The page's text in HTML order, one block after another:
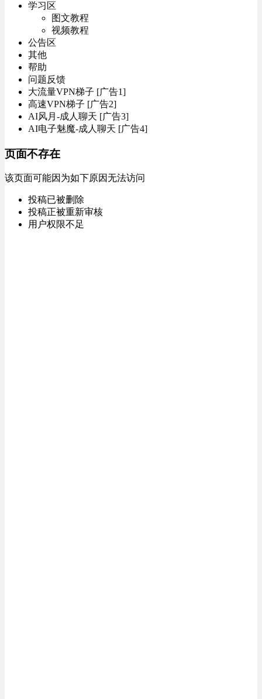
学习区
图文教程
视频教程
公告区
其他
帮助
问题反馈
大流量VPN梯子 [广告1]
高速VPN梯子 [广告2]
AI风月-成人聊天 [广告3]
AI电子魅魔-成人聊天 [广告4]
页面不存在
该页面可能因为如下原因无法访问
投稿已被删除
投稿正被重新审核
用户权限不足